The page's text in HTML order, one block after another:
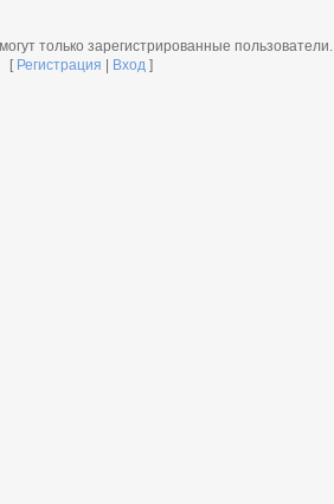
только зарегистрированные пользователи.
[ Регистрация Вход]